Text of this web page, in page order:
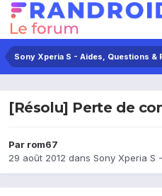
Sony Xperia S - Aides, Questions &
[Résolu] Perte de
Par rom67
29 août 2012 dans Sony Xperia S